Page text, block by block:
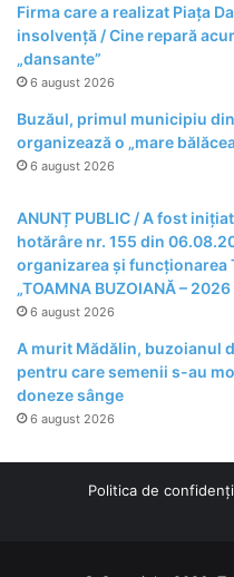
Firma care a realizat Piața
insolvență / Cine repară
„dansante”
6 august 2026
Buzăul, primul municipiu
organizează o „mare
6 august 2026
ANUNȚ PUBLIC / A fost
hotărâre nr. 155 din
organizarea şi funcţionarea
„TOAMNA BUZOIANĂ – 2026
6 august 2026
A murit Mădălin, buzoianul
pentru care semenii s-au
doneze sânge
6 august 2026
Politica de